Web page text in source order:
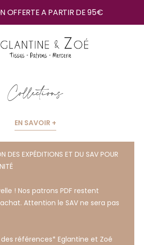
OFFERTE A PARTIR DE 95€
Collections
EN SAVOIR +
DES EXPÉDITIONS ET DU SAV POUR
! Nos patrons PDF restent
Attention le SAV ne sera pas
références* Eglantine et Zoé